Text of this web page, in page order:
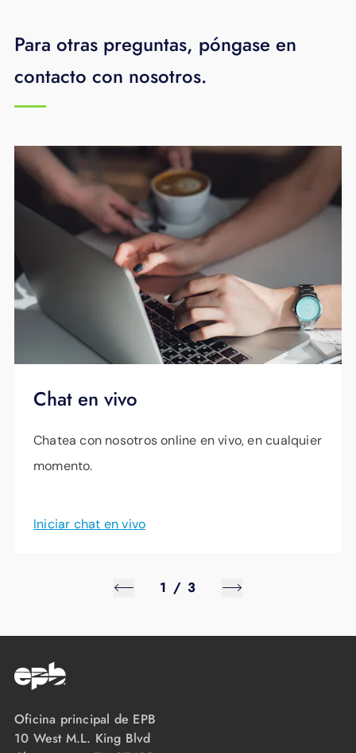
Para otras preguntas, póngase en
contacto con nosotros.
Chat en vivo
Chatea con nosotros online en vivo, en cualquier
momento.
Iniciar chat en vivo
1 / 3
Oficina principal de EPB
10 West M.L. King Blvd